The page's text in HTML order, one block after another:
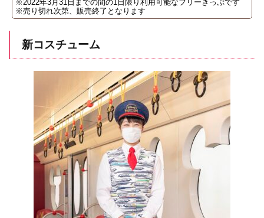
※2022年3月31日までの間の1日限り利用可能なフリーきっぷです
※売り切れ次第、販売終了となります
新コスチューム